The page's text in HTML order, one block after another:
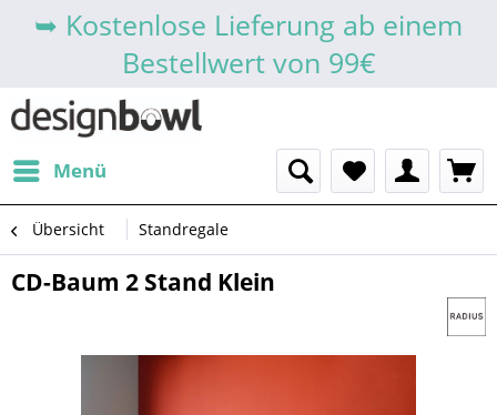
➥ Kostenlose Lieferung ab einem
Bestellwert von 99€
Menü
Übersicht Standregale
CD-Baum 2 Stand Klein